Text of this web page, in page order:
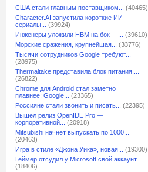
США стали главным поставщиком...
(40465)
Character.AI запустила короткие ИИ-
сериалы...
(39924)
Инженеры уложили HBM на бок —...
(39610)
Морские сражения, крупнейшая...
(33776)
Тысячи сотрудников Google требуют...
(28975)
Thermaltake представила блок питания,...
(26822)
Chrome для Android стал заметно
плавнее: Google...
(23365)
Россияне стали звонить и писать...
(22395)
Вышел релиз OpenIDE Pro —
корпоративной...
(20918)
Mitsubishi начнёт выпускать по 1000...
(20463)
Игра в стиле «Джона Уика», новая...
(19300)
Геймер отсудил у Microsoft свой аккаунт...
(18406)